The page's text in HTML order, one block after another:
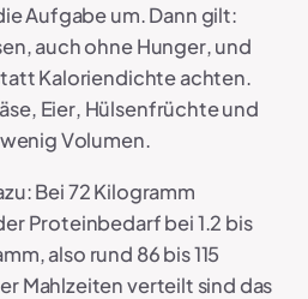
Aufgabe um. Dann gilt:
auch ohne Hunger, und
Kaloriendichte achten.
Eier, Hülsenfrüchte und
Volumen.
Bei 72 Kilogramm
Proteinbedarf bei 1.2 bis
also rund 86 bis 115
Mahlzeiten verteilt sind das